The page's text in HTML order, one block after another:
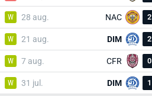
W 28 aug. NAC 2
W 21 aug. DIM 2
W 7 aug. CFR 0
W 31 jul. DIM 1